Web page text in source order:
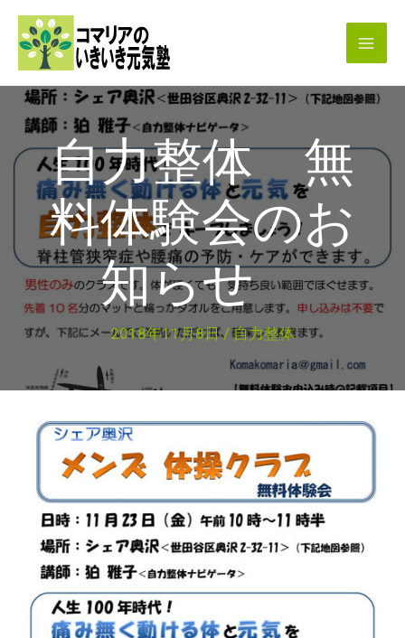
自力整体 無
料体験会のお
知らせ
2018年11月8日/自力整体